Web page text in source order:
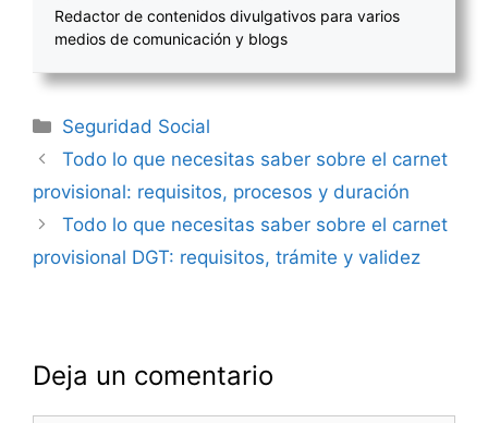
Redactor de contenidos divulgativos para varios
medios de comunicación y blogs
Categorías
Seguridad Social
Navegación
de
entradas
Todo lo que necesitas saber sobre el carnet
provisional: requisitos, procesos y duración
Todo lo que necesitas saber sobre el carnet
provisional DGT: requisitos, trámite y validez
Deja un comentario